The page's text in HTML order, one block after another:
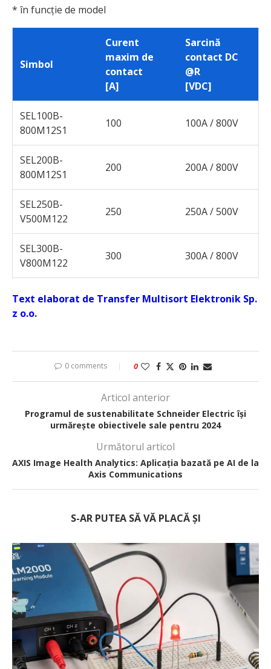
* în funcție de model
Simbol
Curent
maxim de
contact
[A]
Sarcină
contact DC
@R
[VDC]
SEL100B-
800M12S1
100 100A / 800V
SEL200B-
800M12S1
200 200A / 800V
SEL250B-
V500M122
250 250A / 500V
SEL300B-
V800M122
300 300A / 800V
Text elaborat de Transfer Multisort Elektronik Sp.
z o.o.
0 comments 0
Articol anterior
Programul de sustenabilitate Schneider Electric își
urmărește obiectivele sale pentru 2024
Următorul articol
AXIS Image Health Analytics: Aplicația bazată pe AI de la
Axis Communications
S-AR PUTEA SĂ VĂ PLACĂ ȘI